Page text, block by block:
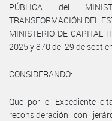
PÚBLICA del
TRANSFORMACIÓN DEL
MINISTERIO DE
2025 y 870 del 29 de
CONSIDERANDO:
Que por el Expediente
reconsideración con